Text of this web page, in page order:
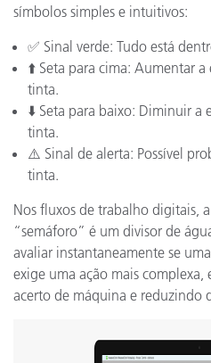
símbolos simples e intuitivos:
✅ Sinal verde: Tudo está
⬆️ Seta para cima: Aumentar a
tinta.
⬇️ Seta para baixo: Diminuir a
tinta.
⚠️ Sinal de alerta: Possível
tinta.
Nos fluxos de trabalho digitais,
“semáforo” é um divisor de
avaliar instantaneamente se
exige uma ação mais
acerto de máquina e reduzindo